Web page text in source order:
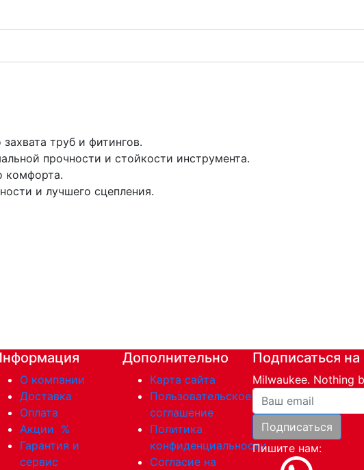
труб и фитингов.
прочности и стойкости инструмента.
комфорта.
и лучшего сцепления.
О компании
Доставка
Оплата
Акции %
Гарантия и
сервис
Дополнительно
Карта сайта
Пользовательское
соглашение
Политика
конфиденциальности
Согласие на
Подписаться на
Milwaukee. Nothing
Ваша почта
Подписаться
Пишите нам: